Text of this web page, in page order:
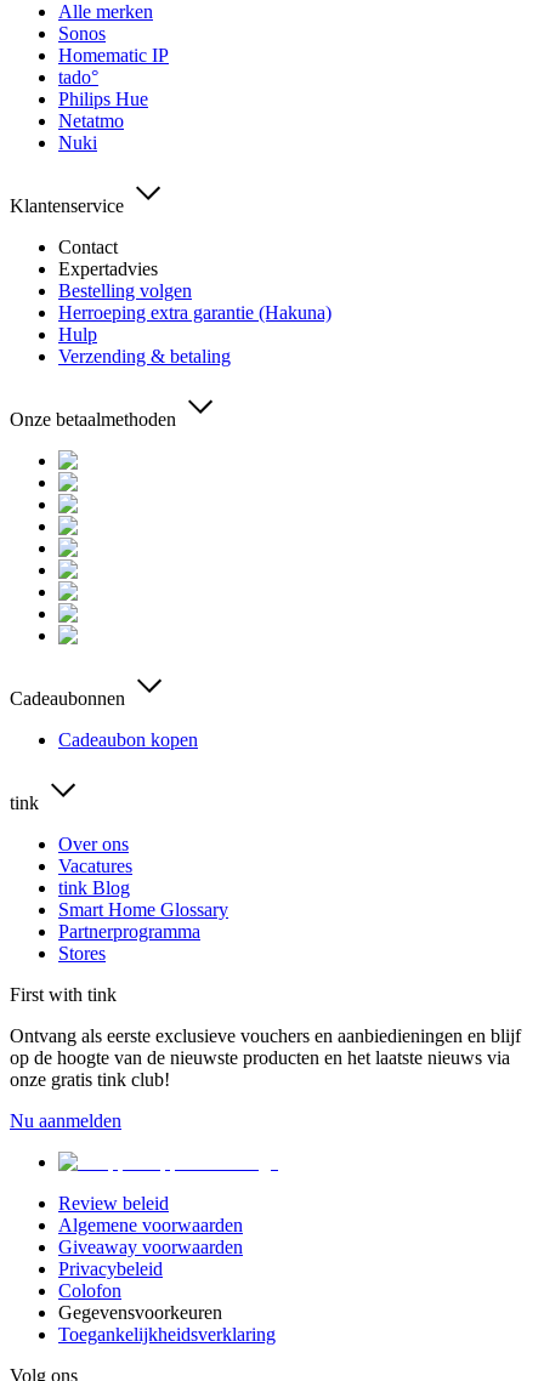
Alle merken
Sonos
Homematic IP
tado°
Philips Hue
Netatmo
Nuki
Klantenservice
Contact
Expertadvies
Bestelling volgen
Herroeping extra garantie (Hakuna)
Hulp
Verzending & betaling
Onze betaalmethoden
Cadeaubonnen
Cadeaubon kopen
tink
Over ons
Vacatures
tink Blog
Smart Home Glossary
Partnerprogramma
Stores
First with tink
Ontvang als eerste exclusieve vouchers en aanbiedieningen en blijf
op de hoogte van de nieuwste producten en het laatste nieuws via
onze gratis tink club!
Nu aanmelden
Review beleid
Algemene voorwaarden
Giveaway voorwaarden
Privacybeleid
Colofon
Gegevensvoorkeuren
Toegankelijkheidsverklaring
Volg ons